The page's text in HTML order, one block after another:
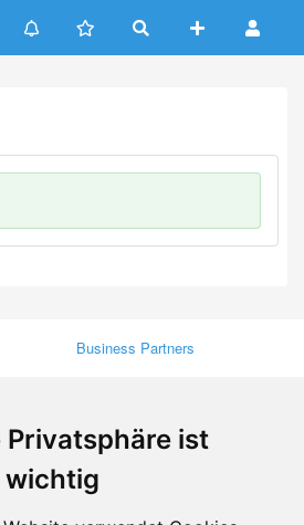
Privatsphäre ist
wichtig
Business Partners
Media
Facebook